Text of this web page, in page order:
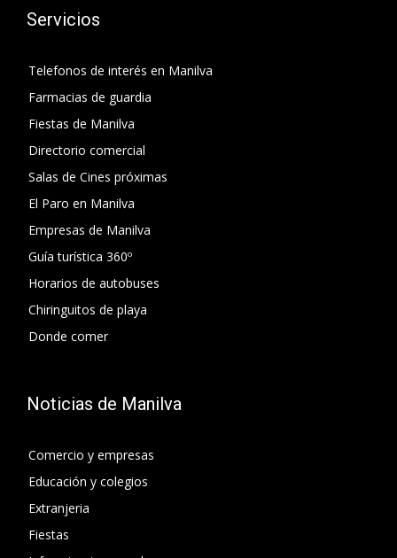
Servicios
Telefonos de interés en Manilva
Farmacias de guardia
Fiestas de Manilva
Directorio comercial
Salas de Cines próximas
El Paro en Manilva
Empresas de Manilva
Guía turística 360º
Horarios de autobuses
Chiringuitos de playa
Donde comer
Noticias de Manilva
Comercio y empresas
Educación y colegios
Extranjeria
Fiestas